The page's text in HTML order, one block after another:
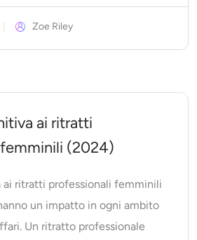
Zoe Riley
ai ritratti
(2024)
ai ritratti professionali femminili
un impatto in ogni ambito
Un ritratto professionale